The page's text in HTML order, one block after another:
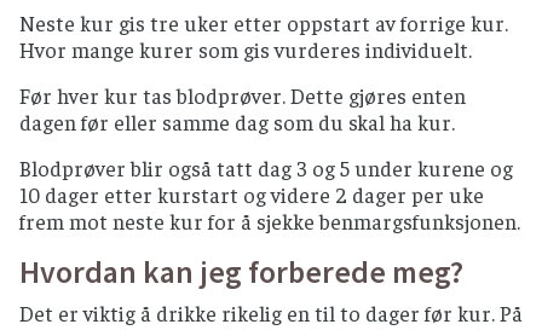
Neste kur gis tre uker etter oppstart av forrige kur.
Hvor mange kurer som gis vurderes individuelt.
Før hver kur tas blodprøver. Dette gjøres enten
dagen før eller samme dag som du skal ha kur.
Blodprøver blir også tatt dag 3 og 5 under kurene og
10 dager etter kurstart og videre 2 dager per uke
frem mot neste kur for å sjekke benmargsfunksjonen.
Hvordan kan jeg forberede meg?
Det er viktig å drikke rikelig en til to dager før kur. På